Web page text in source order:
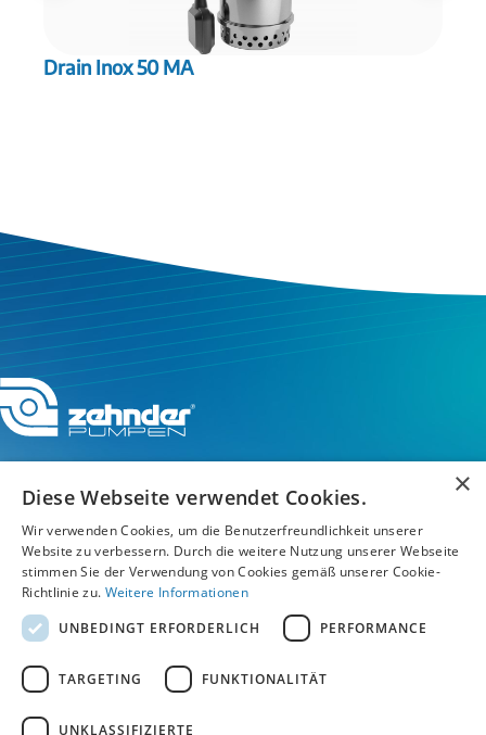
Drain Inox 50 MA
Service-Hotline
Service
Unternehmen
×
Diese Webseite verwendet Cookies.
Wir verwenden Cookies, um die Benutzerfreundlichkeit unserer
Website zu verbessern. Durch die weitere Nutzung unserer Webseite
stimmen Sie der Verwendung von Cookies gemäß unserer Cookie-
Richtlinie zu. Weitere Informationen
UNBEDINGT ERFORDERLICH
PERFORMANCE
TARGETING FUNKTIONALITÄT
UNKLASSIFIZIERTE